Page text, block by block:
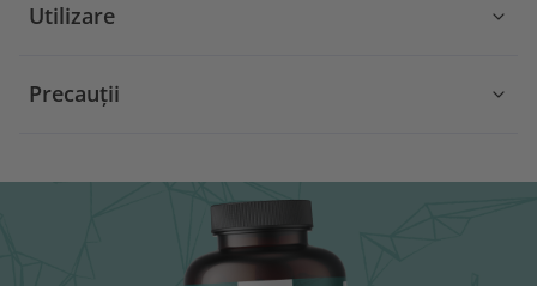
Utilizare
Precauții